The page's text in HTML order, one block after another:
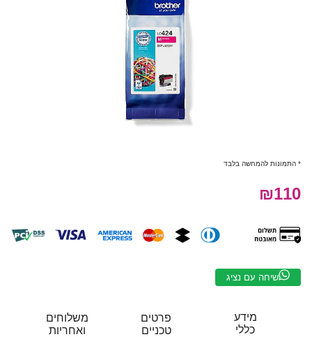
* התמונות להמחשה בלבד
₪110
שיחה עם נציג
מידע
כללי
פרטים
טכניים
משלוחים
ואחריות